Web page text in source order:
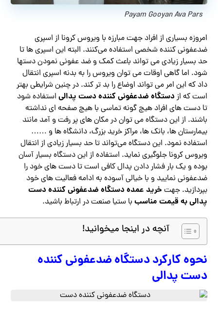
Payam Gooyan Ava Pars
امروزه بسیاری از افراد جهت مبارزه با ویروس کرونا از اسپری
ضدعفونی کننده شخصی استفاده می‌کنند. البته این اسپری ها تا
حد بسیار زیادی می تواند باعث کمک و ضد عفونی نمودن دستها
شود. اما گاهی اوقات می توان ویروس را به بدنه اسپری انتقال
داد که این امر می تواند اوضاع را بد تر کند. در چنین شرایطی بهتر
است که از دستگاه ضدعفونی کننده دست پدالی استفاده شود
تا دست های افراد هیچ گونه تماسی با هیچ صفحه ای نداشته
باشند. از این دستگاه می توان در مکان های پر رفت و آمد مانند
بیمارستان ها، بانک ها، مراکز خرید بزرگ، دانشگاه ها و ……
استفاده نمود. این دستگاه می‌تواند تا حد بسیار زیادی از انتقال
ویروس کرونا جلوگیری نماید. استفاده از این دستگاه بسیار آسان
بوده و یک بار فشار دادن پدال کافی است تا دست های خود را
ضدعفونی نمایید و با خیالی آسوده به ادامه فعالیت های خود
بپردازید. جهت خرید عمده دستگاه ضدعفونی کننده دست
پدالی به قیمت مناسب با ستیا صنعت در ارتباط باشید.
آنچه در اینجا میخوانید!
نحوه کارکرد دستگاه ضدعفونی کننده
دست پدالی